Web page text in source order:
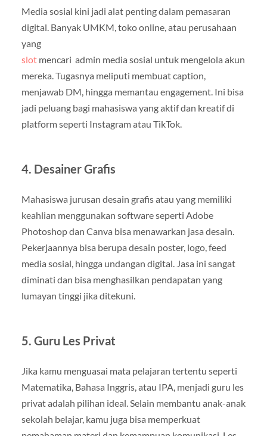
Media sosial kini jadi alat penting dalam pemasaran
digital. Banyak UMKM, toko online, atau perusahaan
yang
slotmencari admin media sosial untuk mengelola akun
mereka. Tugasnya meliputi membuat caption,
menjawab DM, hingga memantau engagement. Ini bisa
jadi peluang bagi mahasiswa yang aktif dan kreatif di
platform seperti Instagram atau TikTok.
4. Desainer Grafis
Mahasiswa jurusan desain grafis atau yang memiliki
keahlian menggunakan software seperti Adobe
Photoshop dan Canva bisa menawarkan jasa desain.
Pekerjaannya bisa berupa desain poster, logo, feed
media sosial, hingga undangan digital. Jasa ini sangat
diminati dan bisa menghasilkan pendapatan yang
lumayan tinggi jika ditekuni.
5. Guru Les Privat
Jika kamu menguasai mata pelajaran tertentu seperti
Matematika, Bahasa Inggris, atau IPA, menjadi guru les
privat adalah pilihan ideal. Selain membantu anak-anak
sekolah belajar, kamu juga bisa memperkuat